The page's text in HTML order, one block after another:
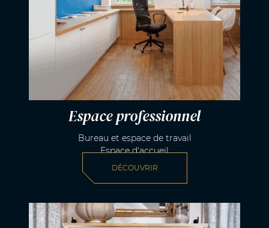
Espace professionnel
Bureau et espace de travail
Espace d'accueil
DÉCOUVRIR